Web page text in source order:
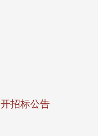
招标公告